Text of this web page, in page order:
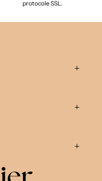
protocole SSL.